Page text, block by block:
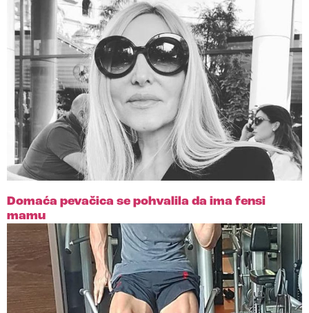
Domaća pevačica se pohvalila da ima fensi
mamu